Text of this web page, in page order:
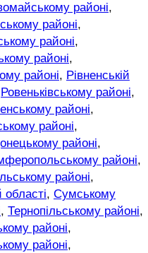
районі,
районі,
районі,
районі,
районі, Рівненській
Ровеньківському районі,
районі,
районі,
районі,
районі,
районі,
області, Сумському
, Тернопільському районі,
районі,
районі,